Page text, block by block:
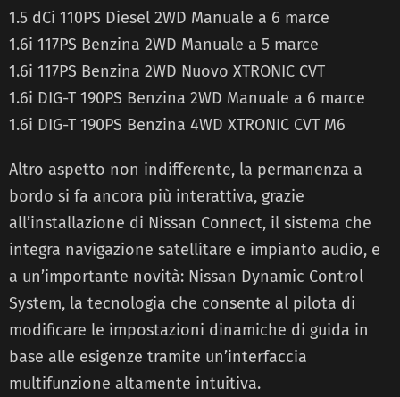
1.5 dCi 110PS Diesel 2WD Manuale a 6 marce
1.6i 117PS Benzina 2WD Manuale a 5 marce
1.6i 117PS Benzina 2WD Nuovo XTRONIC CVT
1.6i DIG-T 190PS Benzina 2WD Manuale a 6 marce
1.6i DIG-T 190PS Benzina 4WD XTRONIC CVT M6
Altro aspetto non indifferente, la permanenza a
bordo si fa ancora più interattiva, grazie
all’installazione di Nissan Connect, il sistema che
integra navigazione satellitare e impianto audio, e
a un’importante novità: Nissan Dynamic Control
System, la tecnologia che consente al pilota di
modificare le impostazioni dinamiche di guida in
base alle esigenze tramite un’interfaccia
multifunzione altamente intuitiva.